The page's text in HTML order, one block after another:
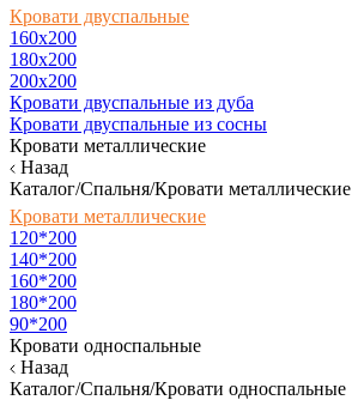
Кровати двуспальные
160х200
180x200
200x200
Кровати двуспальные из дуба
Кровати двуспальные из сосны
Кровати металлические
Назад
Каталог/Спальня/Кровати металлические
Кровати металлические
120*200
140*200
160*200
180*200
90*200
Кровати односпальные
Назад
Каталог/Спальня/Кровати односпальные